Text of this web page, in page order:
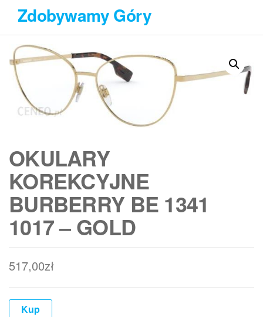
Przejdź
treści
Zdobywamy Góry
OKULARY
KOREKCYJNE
BURBERRY BE 1341
1017 – GOLD
517,00zł
Kup